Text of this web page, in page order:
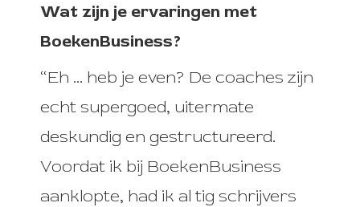
Wat zijn je ervaringen met
BoekenBusiness?
“Eh … heb je even? De coaches zijn
echt supergoed, uitermate
deskundig en gestructureerd.
Voordat ik bij BoekenBusiness
aanklopte, had ik al tig schrijvers